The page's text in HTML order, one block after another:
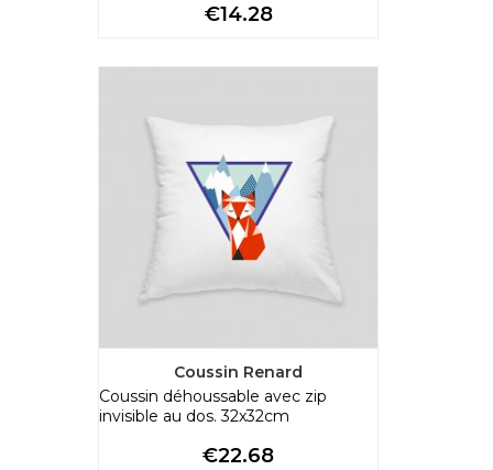
Price
€14.28
Coussin Renard
Coussin déhoussable avec zip
invisible au dos. 32x32cm
Price
€22.68